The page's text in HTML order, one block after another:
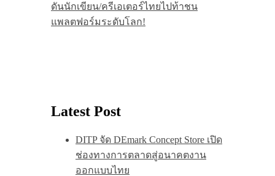
ดันนักเขียน/ครีเอเตอร์ไทยไปท้าชน
แพลตฟอร์มระดับโลก!
Latest Post
DITP จัด DEmark Concept Store เปิด
ช่องทางการตลาดสู่อนาคตงาน
ออกแบบไทย